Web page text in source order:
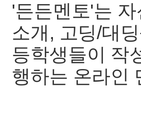
'든든멘토'는
소개, 고딩/대
등학생들이 작
행하는 온라인